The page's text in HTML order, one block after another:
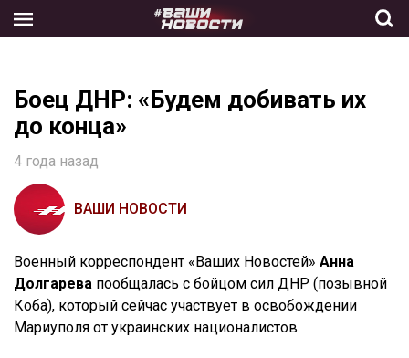
the
Боец ДНР: «Будем добивать их
до конца»
4 года назад
ВАШИ НОВОСТИ
Военный корреспондент «Ваших Новостей» Анна
Долгарева пообщалась с бойцом сил ДНР (позывной
Коба), который сейчас участвует в освобождении
Мариуполя от украинских националистов.